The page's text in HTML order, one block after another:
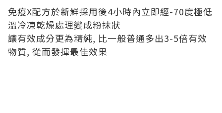
免疫X配方於新鮮採用後4小時內立即經-70度極低
溫冷凍乾燥處理變成粉抹狀
讓有效成分更為精純, 比一般普通多出3-5倍有效
物質, 從而發揮最佳效果